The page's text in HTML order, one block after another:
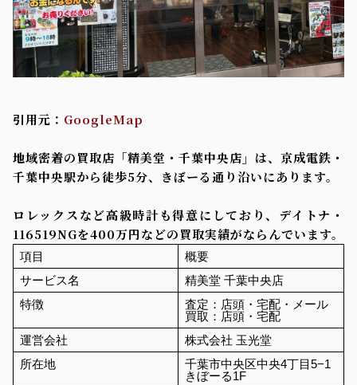
引用元： GoogleMap
地域密着の買取店「精美堂・千葉中央店」は、京成電鉄・
千葉中央駅から徒歩5分、きぼーる通り沿いにあります。
ロレックスなど高級時計も得意にしており、デイトナ・
116519NGを400万円などの買取実績がならんでいます。
項目
概要
サービス名
精美堂 千葉中央店
特徴
査定：店頭・宅配・メール
買取：店頭・宅配
運営会社
株式会社 玉光堂
所在地
千葉市中央区中央4丁目5−1
きぼーる1F